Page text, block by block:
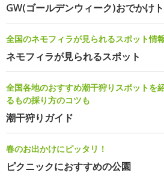
GW(ゴールデンウィーク)おでかけ
全国のネモフィラが見られるスポット情
ネモフィラが見られるスポット
全国各地のおすすめ潮干狩りスポットを
るもの採り方のコツも
潮干狩りガイド
春のお出かけにピッタリ！
ピクニックにおすすめの公園